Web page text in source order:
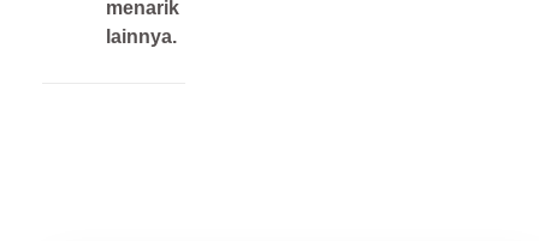
menarik
lainnya.